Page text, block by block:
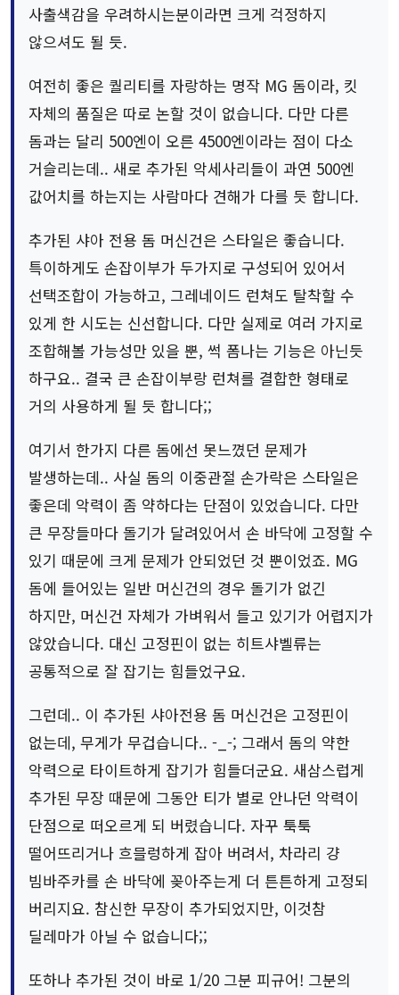
사출색감을 우려하시는분이라면 크게 걱정하지
않으셔도 될 듯.
여전히 좋은 퀄리티를 자랑하는 명작 MG 돔이라, 킷
자체의 품질은 따로 논할 것이 없습니다. 다만 다른
돔과는 달리 500엔이 오른 4500엔이라는 점이 다소
거슬리는데.. 새로 추가된 악세사리들이 과연 500엔
값어치를 하는지는 사람마다 견해가 다를 듯 합니다.
추가된 샤아 전용 돔 머신건은 스타일은 좋습니다.
특이하게도 손잡이부가 두가지로 구성되어 있어서
선택조합이 가능하고, 그레네이드 런쳐도 탈착할 수
있게 한 시도는 신선합니다. 다만 실제로 여러 가지로
조합해볼 가능성만 있을 뿐, 썩 폼나는 기능은 아닌듯
하구요.. 결국 큰 손잡이부랑 런쳐를 결합한 형태로
거의 사용하게 될 듯 합니다;;
여기서 한가지 다른 돔에선 못느꼈던 문제가
발생하는데.. 사실 돔의 이중관절 손가락은 스타일은
좋은데 악력이 좀 약하다는 단점이 있었습니다. 다만
큰 무장들마다 돌기가 달려있어서 손 바닥에 고정할 수
있기 때문에 크게 문제가 안되었던 것 뿐이었죠. MG
돔에 들어있는 일반 머신건의 경우 돌기가 없긴
하지만, 머신건 자체가 가벼워서 들고 있기가 어렵지가
않았습니다. 대신 고정핀이 없는 히트샤벨류는
공통적으로 잘 잡기는 힘들었구요.
그런데.. 이 추가된 샤아전용 돔 머신건은 고정핀이
없는데, 무게가 무겁습니다.. -_-; 그래서 돔의 약한
악력으로 타이트하게 잡기가 힘들더군요. 새삼스럽게
추가된 무장 때문에 그동안 티가 별로 안나던 악력이
단점으로 떠오르게 되 버렸습니다. 자꾸 툭툭
떨어뜨리거나 흐믈렁하게 잡아 버려서, 차라리 걍
빔바주카를 손 바닥에 꽂아주는게 더 튼튼하게 고정되
버리지요. 참신한 무장이 추가되었지만, 이것참
딜레마가 아닐 수 없습니다;;
또하나 추가된 것이 바로 1/20 그분 피규어! 그분의